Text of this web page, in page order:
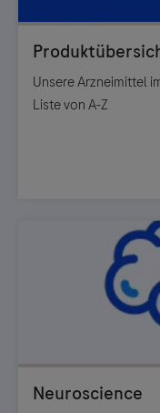
Unsere Arzneimittel
Liste von A-Z